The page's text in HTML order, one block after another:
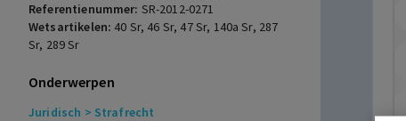
Referentienummer: SR-2012-0271
Wetsartikelen: 40 Sr, 46 Sr, 47 Sr, 140a Sr, 287
Sr, 289 Sr
Onderwerpen
Juridisch > Strafrecht